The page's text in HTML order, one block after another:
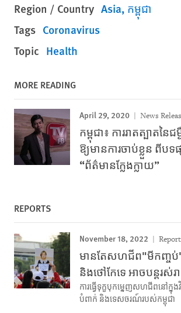
Region / Country Asia កម្ពុជា
Tags Coronavirus
Topic Health
MORE READING
April 29, 2020 News
កម្ពុជា៖ ការរាតត្បាតនៃ
ឱ្យមានការចាប់ខ្លួន ពីបទ
“ព័ត៌មានក្លែងក្លាយ”
REPORTS
November 18, 2022 Report
មានតែសហជីព"មីកញ្ច
និងថៅកែទេ អាចបន្តរស់រ
ការធ្វើទុក្ខបុកម្នេញសហជីពនៅក្
បំពាក់ និងទេសចរណ៍របស់កម្ពុជា